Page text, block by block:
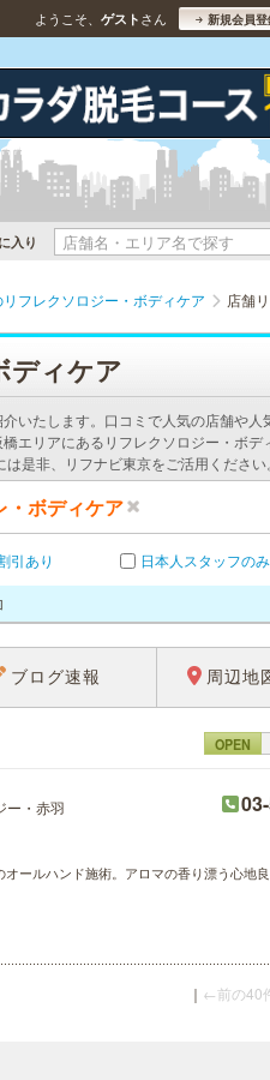
ようこそ、 ゲスト さん 新規会員
入り
フレクソロジー・ボディケア 店舗
ディケア
いたします。口コミで人気の店舗や人
エリアにあるリフレクソロジー・ボデ
是非、リフナビ東京をご活用ください。
・ボディケア
引あり 日本人スタッフのみ
ブログ速報 周辺地
OPEN
ー・赤羽
ールハンド施術。アロマの香り漂う心地
｜ ←前の40